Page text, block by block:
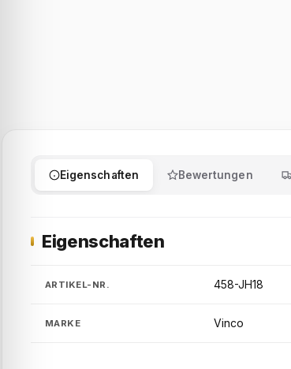
Eigenschaften Bewertungen
Eigenschaften
ARTIKEL-NR. 458-JH18
MARKE Vinco